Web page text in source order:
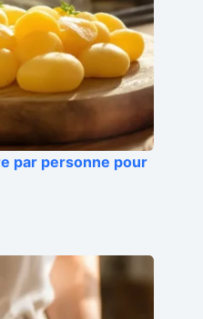
par personne pour